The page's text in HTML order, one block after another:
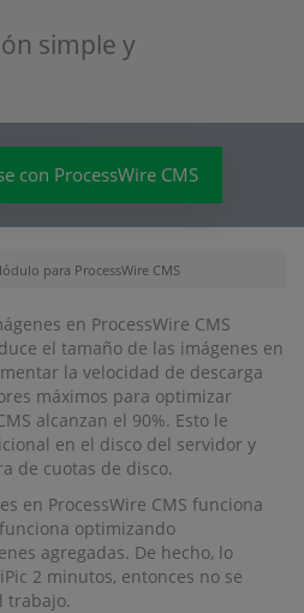
simple y
con ProcessWire CMS
para ProcessWire CMS
en ProcessWire CMS
el tamaño de las imágenes en
la velocidad de descarga
máximos para optimizar
alcanzan el 90%. Esto le
en el disco del servidor y
de cuotas de disco.
en ProcessWire CMS funciona
optimizando
agregadas. De hecho, lo
2 minutos, entonces no se
trabajo.